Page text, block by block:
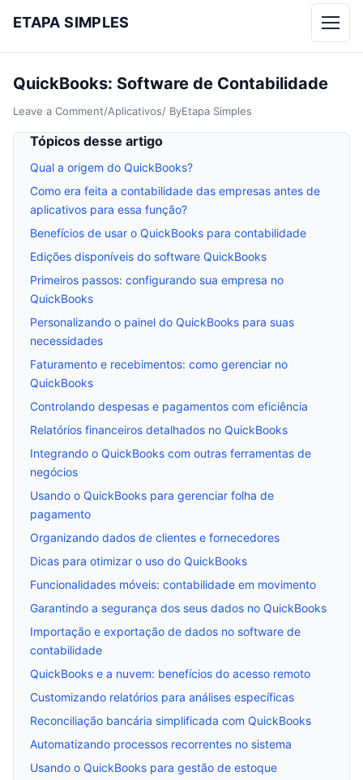
ETAPA SIMPLES Menu
QuickBooks: Software de Contabilidade
Leave a Comment/Aplicativos/ ByEtapa Simples
Tópicos desse artigo
Qual a origem do QuickBooks?
Como era feita a contabilidade das empresas antes de
aplicativos para essa função?
Benefícios de usar o QuickBooks para contabilidade
Edições disponíveis do software QuickBooks
Primeiros passos: configurando sua empresa no
QuickBooks
Personalizando o painel do QuickBooks para suas
necessidades
Faturamento e recebimentos: como gerenciar no
QuickBooks
Controlando despesas e pagamentos com eficiência
Relatórios financeiros detalhados no QuickBooks
Integrando o QuickBooks com outras ferramentas de
negócios
Usando o QuickBooks para gerenciar folha de
pagamento
Organizando dados de clientes e fornecedores
Dicas para otimizar o uso do QuickBooks
Funcionalidades móveis: contabilidade em movimento
Garantindo a segurança dos seus dados no QuickBooks
Importação e exportação de dados no software de
contabilidade
QuickBooks e a nuvem: benefícios do acesso remoto
Customizando relatórios para análises específicas
Reconciliação bancária simplificada com QuickBooks
Automatizando processos recorrentes no sistema
Usando o QuickBooks para gestão de estoque